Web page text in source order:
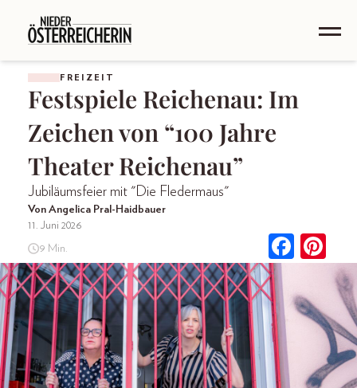
FREIZEIT
Festspiele Reichenau: Im
Zeichen von “100 Jahre
Theater Reichenau”
Jubiläumsfeier mit "Die Fledermaus"
Von Angelica Pral-Haidbauer
11. Juni 2026
9 Min.